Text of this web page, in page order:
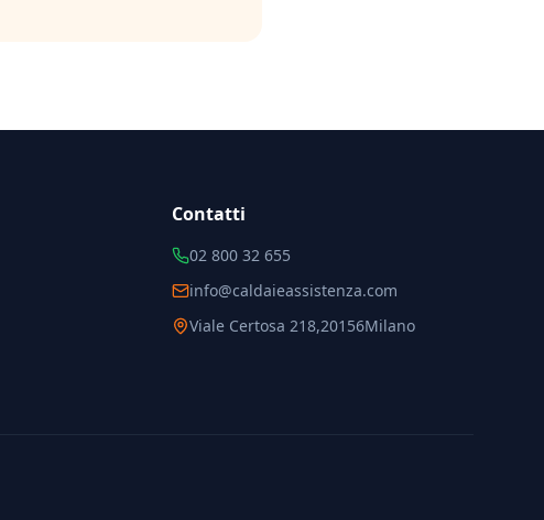
Contatti
02 800 32 655
info@caldaieassistenza.com
Viale Certosa 218,20156Milano